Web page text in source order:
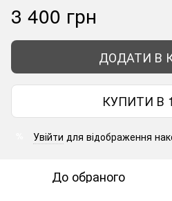
3 400 грн
ДОДАТИ В
КУПИТИ В
Увійти для відображення
До обраного